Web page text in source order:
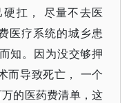
扛， 尽量不去医
医疗系统的城乡患
知。因为没交够押
而导致死亡， 一个
的医药费清单，这